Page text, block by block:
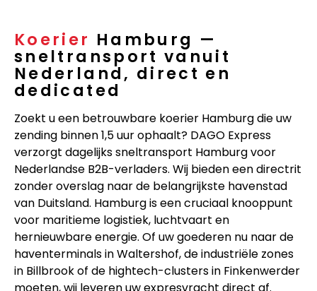
Koerier Hamburg —
sneltransport vanuit
Nederland, direct en
dedicated
Zoekt u een betrouwbare koerier Hamburg die uw
zending binnen 1,5 uur ophaalt? DAGO Express
verzorgt dagelijks sneltransport Hamburg voor
Nederlandse B2B-verladers. Wij bieden een directrit
zonder overslag naar de belangrijkste havenstad
van Duitsland. Hamburg is een cruciaal knooppunt
voor maritieme logistiek, luchtvaart en
hernieuwbare energie. Of uw goederen nu naar de
haventerminals in Waltershof, de industriële zones
in Billbrook of de hightech-clusters in Finkenwerder
moeten, wij leveren uw expresvracht direct af.